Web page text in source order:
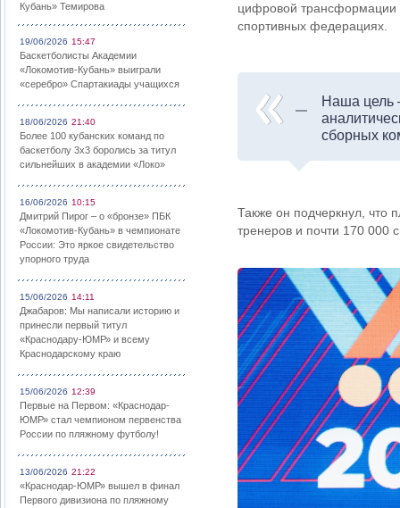
Кубань» Темирова
19/06/2026 15:47
Баскетболисты Академии
«Локомотив-Кубань» выиграли
«серебро» Спартакиады учащихся
18/06/2026 21:40
Более 100 кубанских команд по
баскетболу 3х3 боролись за титул
сильнейших в академии «Локо»
16/06/2026 10:15
Дмитрий Пирог – о «бронзе» ПБК
«Локомотив-Кубань» в чемпионате
России: Это яркое свидетельство
упорного труда
15/06/2026 14:11
Джабаров: Мы написали историю и
принесли первый титул
«Краснодару-ЮМР» и всему
Краснодарскому краю
15/06/2026 12:39
Первые на Первом: «Краснодар-
ЮМР» стал чемпионом первенства
России по пляжному футболу!
13/06/2026 21:22
«Краснодар-ЮМР» вышел в финал
Первого дивизиона по пляжному
цифровой трансформации
спортивных федерациях.
Наша цель
сборных
Также он подчеркнул, что
тренеров и почти 170 000